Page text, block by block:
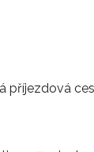
příjezdová